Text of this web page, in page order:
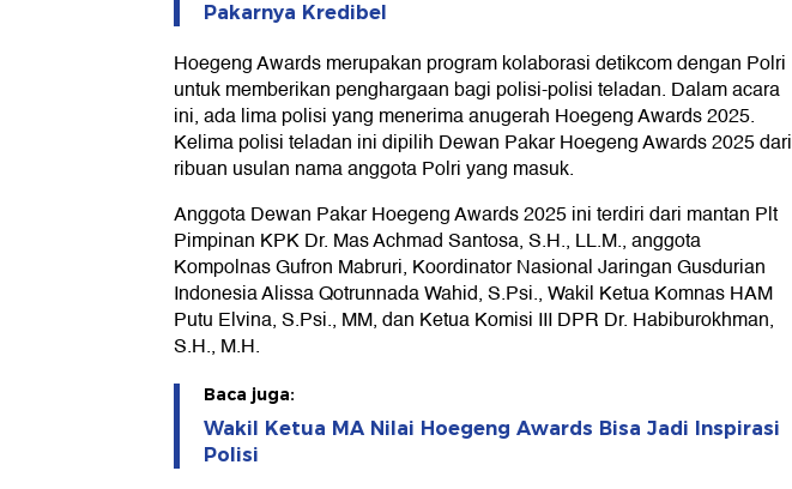
Pakarnya Kredibel
Hoegeng Awards merupakan program kolaborasi detikcom dengan Polri
untuk memberikan penghargaan bagi polisi-polisi teladan. Dalam acara
ini, ada lima polisi yang menerima anugerah Hoegeng Awards 2025.
Kelima polisi teladan ini dipilih Dewan Pakar Hoegeng Awards 2025 dari
ribuan usulan nama anggota Polri yang masuk.
Anggota Dewan Pakar Hoegeng Awards 2025 ini terdiri dari mantan Plt
Pimpinan KPK Dr. Mas Achmad Santosa, S.H., LL.M., anggota
Kompolnas Gufron Mabruri, Koordinator Nasional Jaringan Gusdurian
Indonesia Alissa Qotrunnada Wahid, S.Psi., Wakil Ketua Komnas HAM
Putu Elvina, S.Psi., MM, dan Ketua Komisi III DPR Dr. Habiburokhman,
S.H., M.H.
Baca juga:
Wakil Ketua MA Nilai Hoegeng Awards Bisa Jadi Inspirasi
Polisi